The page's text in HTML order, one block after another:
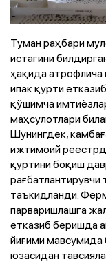
Туман раҳбари
истагини
ҳақида
ипак қурти
қўшимча
маҳсулотлари
Шунингдек,
ижтимоий
қуртини боқиш
таъкидланди.
парваришлашга
етказиб беришда
йиғими мавсумида
юзасидан